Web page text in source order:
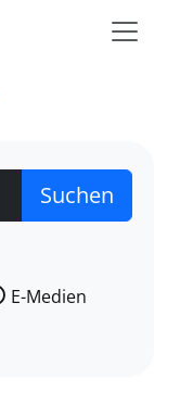
Sie suchen wollen.
E-Medien